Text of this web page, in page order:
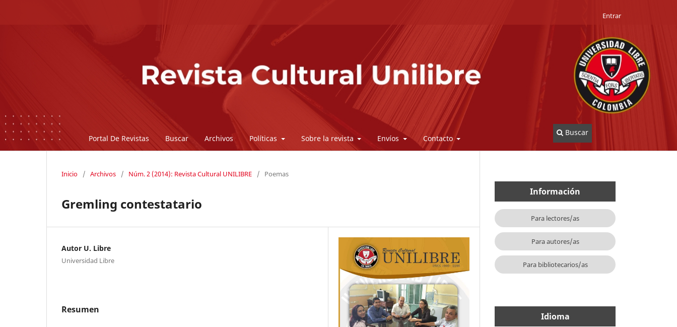
Portal De Revistas Buscar Archivos Políticas Sobre la revista Envíos Contacto
Buscar
Entrar
Inicio / Archivos / Núm. 2 (2014): Revista Cultural UNILIBRE / Poemas
Gremling contestatario
Autor U. Libre
Universidad Libre
Resumen
Información
Para lectores/as
Para autores/as
Para bibliotecarios/as
Idioma